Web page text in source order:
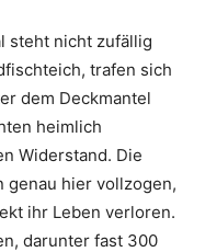
steht nicht zufällig
trafen sich
dem Deckmantel
heimlich
Widerstand. Die
genau hier vollzogen,
ihr Leben verloren.
darunter fast 300